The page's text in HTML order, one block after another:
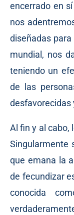
encerrado en
nos
diseñadas
mundial, nos
teniendo un
de las
desfavorecidas
Al fin y al cabo,
Singularmente
que emana la
de fecundizar
conocida